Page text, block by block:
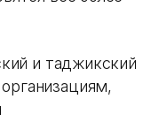
и таджикский